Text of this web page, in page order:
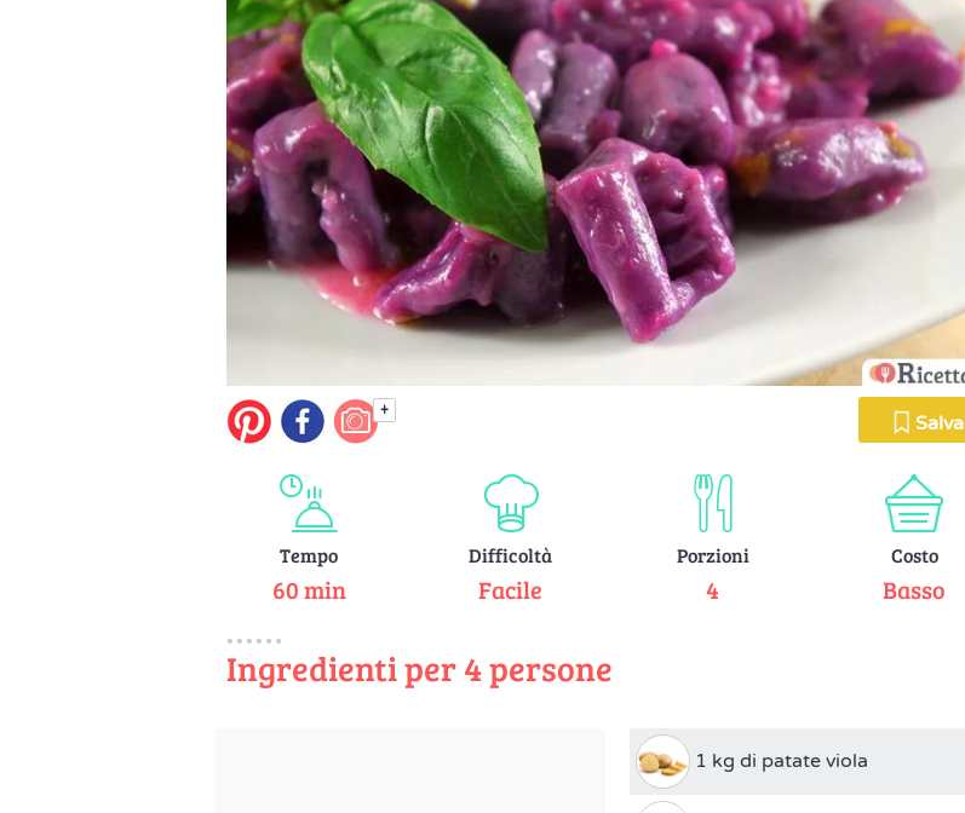
+
Salva
Tempo
60 min
Difficoltà
Facile
Porzioni
4
Costo
Basso
Ingredienti per 4 persone
1 kg di patate viola